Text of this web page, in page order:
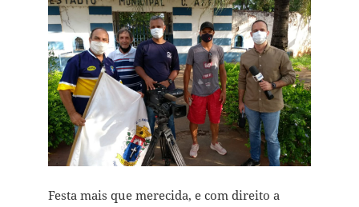
Festa mais que merecida, e com direito a